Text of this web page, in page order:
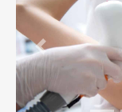
Previous